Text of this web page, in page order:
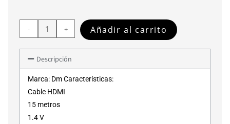
- + Añadir al carrito
Descripción
Marca: Dm Características:
Cable HDMI
15 metros
1.4 V